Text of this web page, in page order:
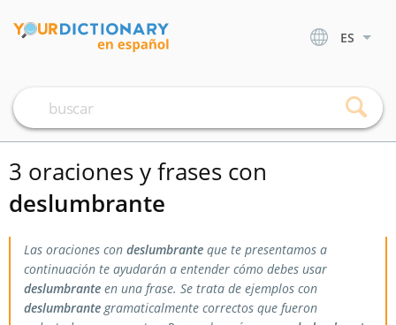
ES
3 oraciones y frases con
deslumbrante
Las oraciones con deslumbrante que te presentamos a
continuación te ayudarán a entender cómo debes usar
deslumbrante en una frase. Se trata de ejemplos con
deslumbrantegramaticalmente correctos que fueron